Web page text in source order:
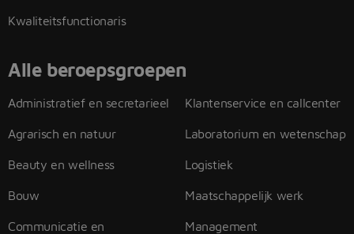
Kwaliteitsfunctionaris
Alle beroepsgroepen
Administratief en secretarieel
Agrarisch en natuur
Beauty en wellness
Bouw
Communicatie en
Klantenservice en callcenter
Laboratorium en wetenschap
Logistiek
Maatschappelijk werk
Management